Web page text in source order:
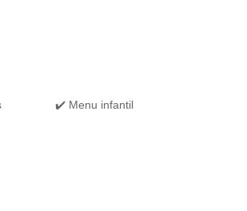
✔️ Menu infantil